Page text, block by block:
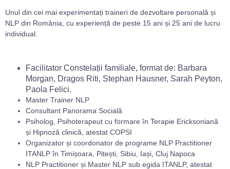
Unul din cei mai experimentați traineri de dezvoltare personală și
NLP din România, cu experiență de peste 15 ani și 25 ani de lucru
individual.
Facilitator Constelații familiale, format de: Barbara
Morgan, Dragos Riti, Stephan Hausner, Sarah Peyton,
Paola Felici.
Master Trainer NLP
Consultant Panorama Socială
Psiholog, Psihoterapeut cu formare în Terapie Ericksoniană
și Hipnoză clinică, atestat COPSI
Organizator și coordonator de programe NLP Practitioner
ITANLP în Timișoara, Pitești, Sibiu, Iași, Cluj Napoca
NLP Practitioner și Master NLP sub egida ITANLP, atestat